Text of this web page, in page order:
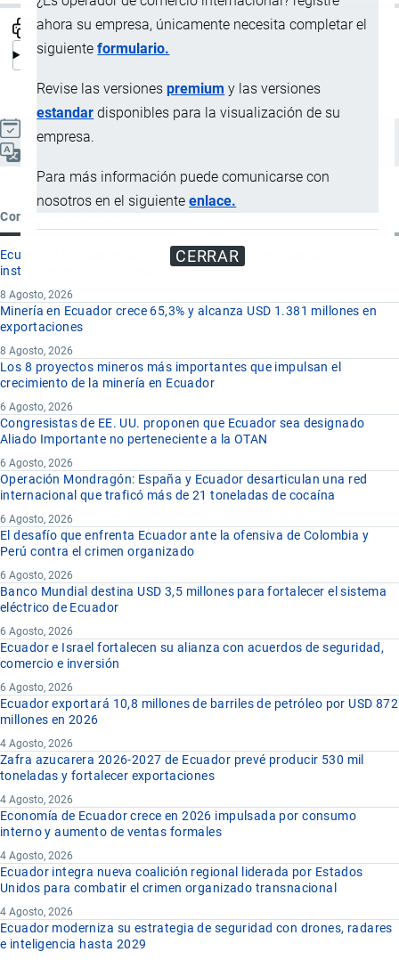
ahora su empresa, únicamente necesita completar el
siguienteformulario.
Revise las versionespremium y las versiones
estandar disponibles para la visualización de su
empresa.
Para más información puede comunicarse con
nosotros en el siguienteenlace.
CERRAR
Contenido reciente
Ecuador y la prosperidad: Por qué seguridad, educación e
instituciones importan más que el PIB
8 Agosto, 2026
Minería en Ecuador crece 65,3% y alcanza USD 1.381 millones en
exportaciones
8 Agosto, 2026
Los 8 proyectos mineros más importantes que impulsan el
crecimiento de la minería en Ecuador
6 Agosto, 2026
Congresistas de EE. UU. proponen que Ecuador sea designado
Aliado Importante no perteneciente a la OTAN
6 Agosto, 2026
Operación Mondragón: España y Ecuador desarticulan una red
internacional que traficó más de 21 toneladas de cocaína
6 Agosto, 2026
El desafío que enfrenta Ecuador ante la ofensiva de Colombia y
Perú contra el crimen organizado
6 Agosto, 2026
Banco Mundial destina USD 3,5 millones para fortalecer el sistema
eléctrico de Ecuador
6 Agosto, 2026
Ecuador e Israel fortalecen su alianza con acuerdos de seguridad,
comercio e inversión
6 Agosto, 2026
Ecuador exportará 10,8 millones de barriles de petróleo por USD 872
millones en 2026
4 Agosto, 2026
Zafra azucarera 2026-2027 de Ecuador prevé producir 530 mil
toneladas y fortalecer exportaciones
4 Agosto, 2026
Economía de Ecuador crece en 2026 impulsada por consumo
interno y aumento de ventas formales
4 Agosto, 2026
Ecuador integra nueva coalición regional liderada por Estados
Unidos para combatir el crimen organizado transnacional
4 Agosto, 2026
Ecuador moderniza su estrategia de seguridad con drones, radares
e inteligencia hasta 2029